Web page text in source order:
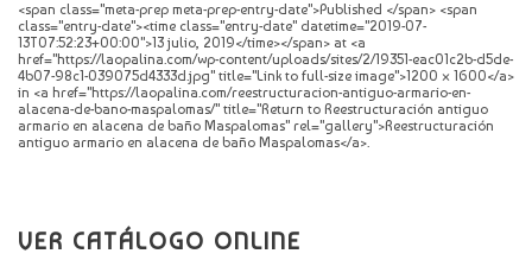
<span class="meta-prep meta-prep-entry-date">Published </span> <span
class="entry-date"><time class="entry-date" datetime="2019-07-
13T07:52:23+00:00">13 julio, 2019</time></span> at <a
href="https://laopalina.com/wp-content/uploads/sites/2/19351-eac01c2b-d5de-
4b07-98c1-039075d4333d.jpg" title="Link to full-size image">1200 × 1600</a>
in <a href="https://laopalina.com/reestructuracion-antiguo-armario-en-
alacena-de-bano-maspalomas/" title="Return to Reestructuración antiguo
armario en alacena de baño Maspalomas" rel="gallery">Reestructuración
antiguo armario en alacena de baño Maspalomas</a>.
VER CATÁLOGO ONLINE